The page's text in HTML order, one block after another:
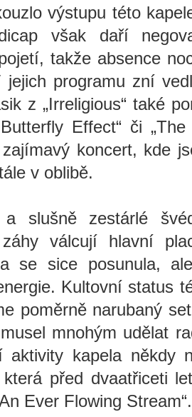
výstupu této
však daří
takže absence
programu zní
z „Irreligious“ také
Effect“ či
koncert, kde
v oblibě.
slušně zestárlé
záhy válcují hlavní
se sice posunula,
Kultovní status
poměrně narubaný
mnohým udělat
aktivity kapela někdy
před dvaatřiceti
Ever Flowing Stream“.